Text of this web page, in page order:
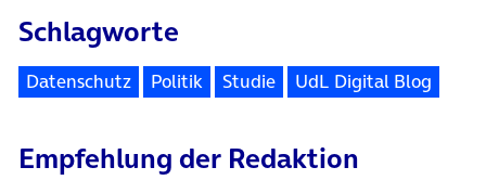
Schlagworte
Datenschutz Politik Studie UdL Digital Blog
Empfehlung der Redaktion